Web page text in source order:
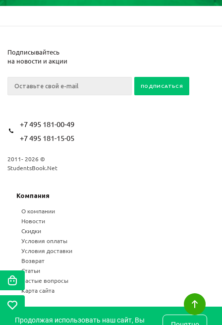
Подписывайтесь
на новости и акции
+7 495 181-00-49
+7 495 181-15-05
2011- 2026 ©
StudentsBook.Net
Компания
О компании
Новости
Скидки
Условия оплаты
Условия доставки
Возврат
Статьи
Частые вопросы
Карта сайта
Продолжая использовать наш сайт, Вы